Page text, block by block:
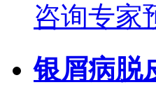
咨询专家
银屑病脱